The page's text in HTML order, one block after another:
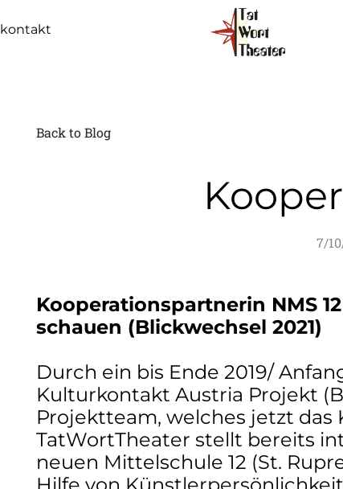
kontakt
Back to Blog
7/
Kooperationspartnerin NMS
schauen (Blickwechsel 2021)
Durch ein bis Ende 2019/
Kulturkontakt Austria Projekt
Projektteam, welches jetzt das
TatWortTheater stellt bereits
neuen Mittelschule 12 (St.